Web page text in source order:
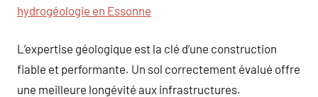
hydrogéologie en Essonne
L’expertise géologique est la clé d’une construction
fiable et performante. Un sol correctement évalué offre
une meilleure longévité aux infrastructures.